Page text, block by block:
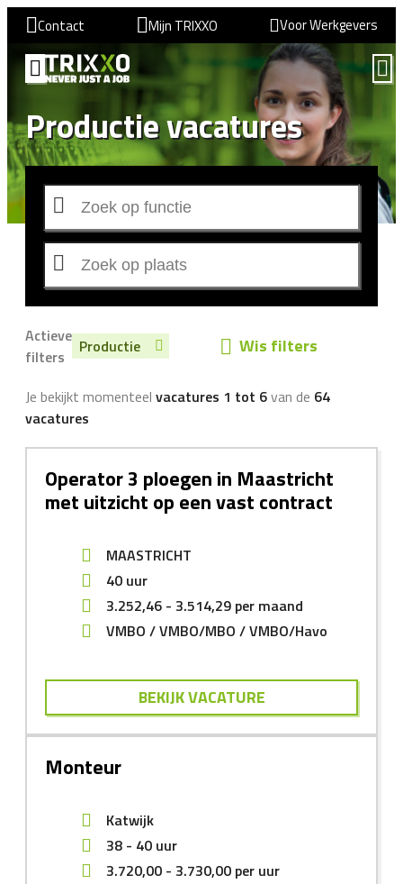
Contact Mijn TRIXXO Voor Werkgevers
Productie vacatures
Actieve
filters
Productie Wis filters
Je bekijkt momenteel vacatures 1 tot 6van de 64
vacatures
Operator 3 ploegen in Maastricht
met uitzicht op een vast contract
MAASTRICHT
40 uur
3.252,46 - 3.514,29 per maand
VMBO
VMBO/MBO VMBO/Havo
BEKIJK VACATURE
Monteur
Katwijk
38 - 40 uur
3.720,00 - 3.730,00 per uur